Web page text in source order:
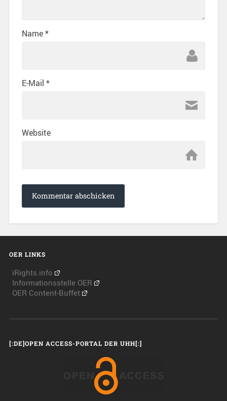
Name*
E-Mail *
Website
OER LINKS
iRights.info
Informationsstelle OER
OER Content-Buffet
[:DE]OPEN ACCESS-PORTAL DER UHH[:]